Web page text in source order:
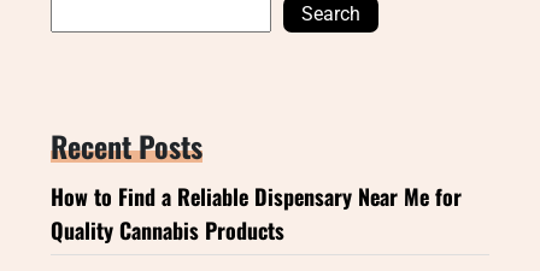
Search
Recent Posts
How to Find a Reliable Dispensary Near Me for
Quality Cannabis Products